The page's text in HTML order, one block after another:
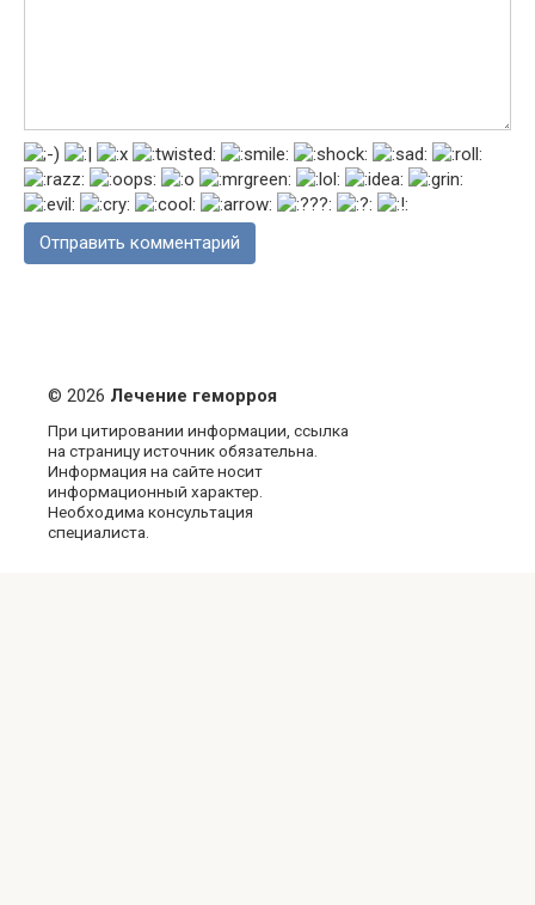
© 2026 Лечение геморроя
При цитировании информации, ссылка
на страницу источник обязательна.
Информация на сайте носит
информационный характер.
Необходима консультация
специалиста.